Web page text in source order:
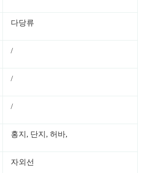
다당류
/
/
/
홍지, 단지, 허바,
자외선